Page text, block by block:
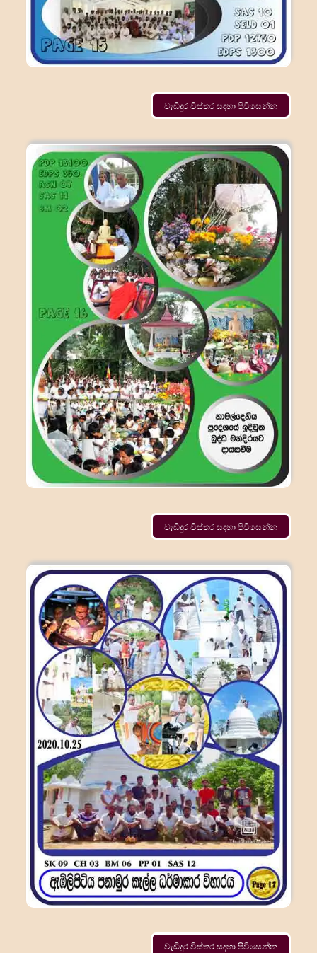
වැඩිදුර විස්තර සදහා පිවිසෙන්න
වැඩිදුර විස්තර සදහා පිවිසෙන්න
වැඩිදුර විස්තර සදහා පිවිසෙන්න